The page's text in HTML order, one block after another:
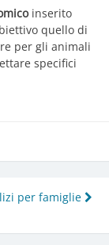
inserito
quello di
per gli animali
specifici
per famiglie